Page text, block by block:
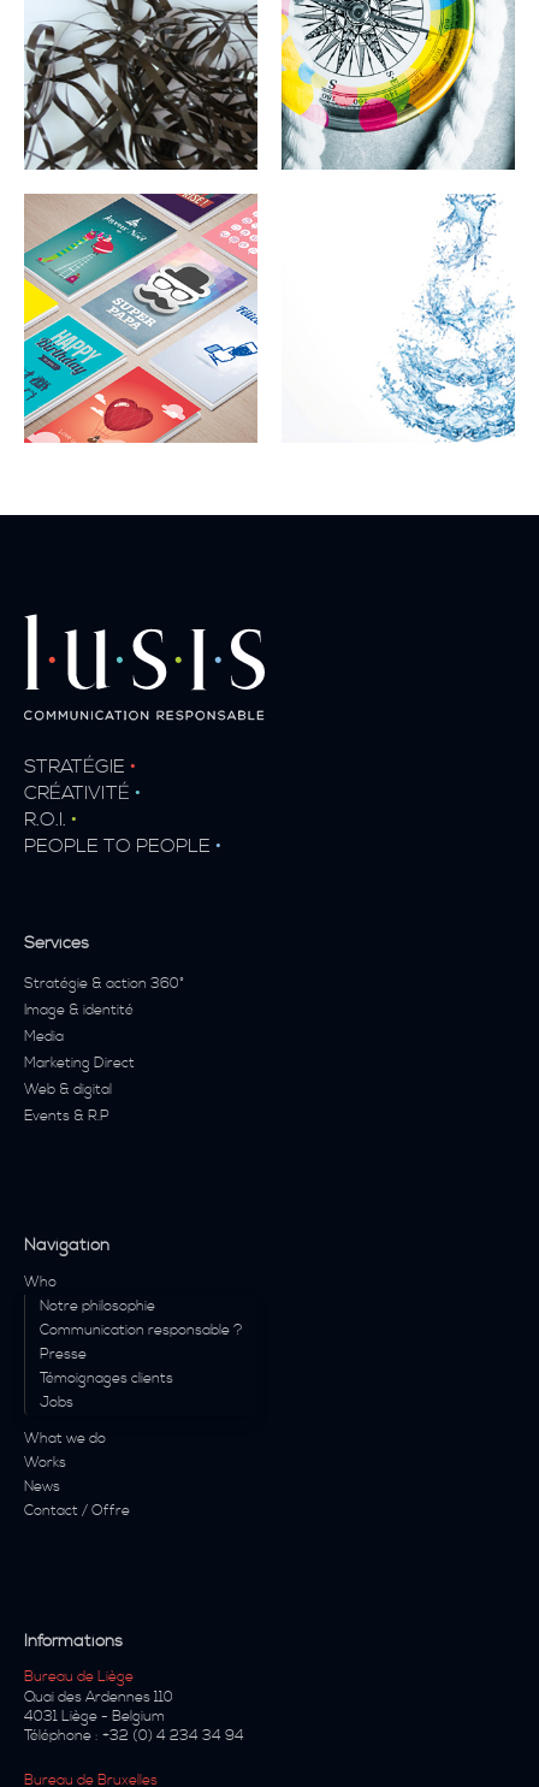
STRATÉGIE •
CRÉATIVITÉ •
R.O.I. •
PEOPLE TO PEOPLE •
Services
Stratégie & action 360°
Image & identité
Media
Marketing Direct
Web & digital
Events & R.P
Navigation
Who
Notre philosophie
Communication responsable ?
Presse
Témoignages clients
Jobs
What we do
Works
News
Contact / Offre
Informations
Bureau de Liège
Quai des Ardennes 110
4031 Liège - Belgium
Téléphone : +32 (0) 4 234 34 94
Bureau de Bruxelles